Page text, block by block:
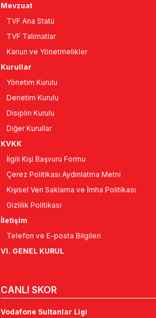
Mevzuat
TVF Ana Statü
TVF Talimatlar
Kanun ve Yönetmelikler
Kurullar
Yönetim Kurulu
Denetim Kurulu
Disiplin Kurulu
Diğer Kurullar
KVKK
İlgili Kişi Başvuru Formu
Çerez Politikası Aydınlatma Metni
Kişisel Veri Saklama ve İmha Politikası
Gizlilik Politikası
İletişim
Telefon ve E-posta Bilgileri
VI. GENEL KURUL
CANLI SKOR
Vodafone Sultanlar Ligi